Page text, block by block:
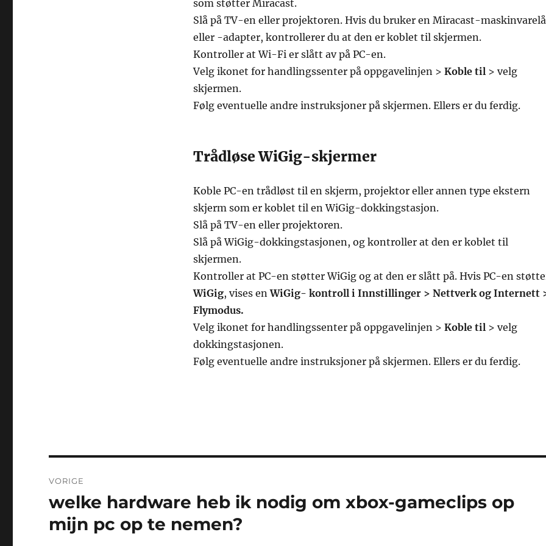
som støtter Miracast.
Slå på TV-en eller projektoren. Hvis du bruker en Miracast-
eller -adapter, kontrollerer du at den er koblet til skjermen.
Kontroller at Wi-Fi er slått av på PC-en.
Velg ikonet for handlingssenter på oppgavelinjen > Koble til> velg
skjermen.
Følg eventuelle andre instruksjoner på skjermen. Ellers er du ferdig.
Trådløse WiGig-skjermer
Koble PC-en trådløst til en skjerm, projektor eller annen type ekstern
skjerm som er koblet til en WiGig-dokkingstasjon.
Slå på TV-en eller projektoren.
Slå på WiGig-dokkingstasjonen, og kontroller at den er koblet til
skjermen.
Kontroller at PC-en støtter WiGig og at den er slått på. Hvis PC-en
WiGig, vises enWiGig- kontroll i Innstillinger > Nettverk og Internett
Flymodus.
Velg ikonet for handlingssenter på oppgavelinjen > Koble til> velg
dokkingstasjonen.
Følg eventuelle andre instruksjoner på skjermen. Ellers er du ferdig.
navigatie
VORIGE
Vorig
bericht:
welke hardware heb ik nodig om xbox-gameclips op
mijn pc op te nemen?